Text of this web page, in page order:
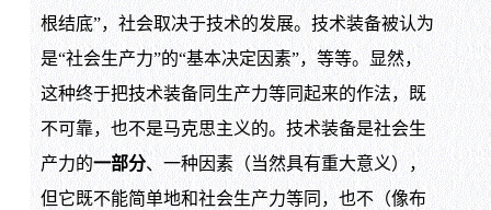
根结底”，社会取决于技术的发展。技术装备被认为
是“社会生产力”的“基本决定因素”，等等。显然，
这种终于把技术装备同生产力等同起来的作法，既
不可靠，也不是马克思主义的。技术装备是社会生
产力的一部分、一种因素（当然具有重大意义），
但它既不能简单地和社会生产力等同，也不（像布